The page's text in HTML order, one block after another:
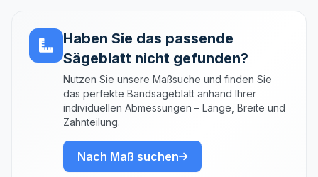
Haben Sie das passende
Sägeblatt nicht gefunden?
Nutzen Sie unsere Maßsuche und finden Sie
das perfekte Bandsägeblatt anhand Ihrer
individuellen Abmessungen – Länge, Breite und
Zahnteilung.
Nach Maß suchen